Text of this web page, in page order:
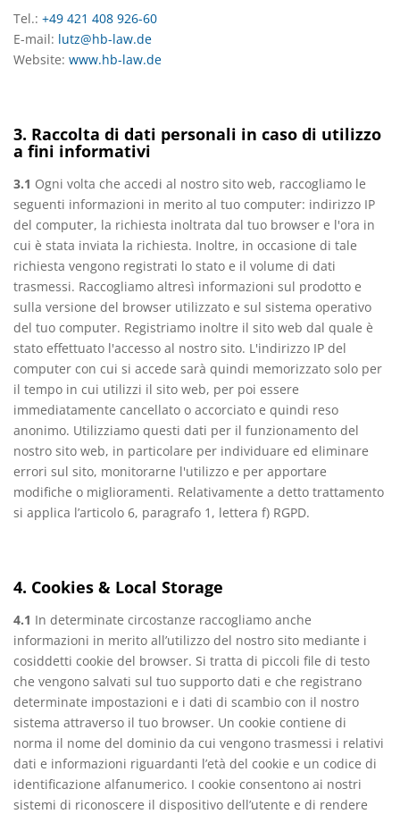
Tel.: +49 421 408 926-60
E-mail: lutz@hb-law.de
Website: www.hb-law.de
3. Raccolta di dati personali in caso di utilizzo
a fini informativi
3.1 Ogni volta che accedi al nostro sito web, raccogliamo le
seguenti informazioni in merito al tuo computer: indirizzo IP
del computer, la richiesta inoltrata dal tuo browser e l'ora in
cui è stata inviata la richiesta. Inoltre, in occasione di tale
richiesta vengono registrati lo stato e il volume di dati
trasmessi. Raccogliamo altresì informazioni sul prodotto e
sulla versione del browser utilizzato e sul sistema operativo
del tuo computer. Registriamo inoltre il sito web dal quale è
stato effettuato l'accesso al nostro sito. L'indirizzo IP del
computer con cui si accede sarà quindi memorizzato solo per
il tempo in cui utilizzi il sito web, per poi essere
immediatamente cancellato o accorciato e quindi reso
anonimo. Utilizziamo questi dati per il funzionamento del
nostro sito web, in particolare per individuare ed eliminare
errori sul sito, monitorarne l'utilizzo e per apportare
modifiche o miglioramenti. Relativamente a detto trattamento
si applica l’articolo 6, paragrafo 1, lettera f) RGPD.
4. Cookies & Local Storage
4.1 In determinate circostanze raccogliamo anche
informazioni in merito all’utilizzo del nostro sito mediante i
cosiddetti cookie del browser. Si tratta di piccoli file di testo
che vengono salvati sul tuo supporto dati e che registrano
determinate impostazioni e i dati di scambio con il nostro
sistema attraverso il tuo browser. Un cookie contiene di
norma il nome del dominio da cui vengono trasmessi i relativi
dati e informazioni riguardanti l’età del cookie e un codice di
identificazione alfanumerico. I cookie consentono ai nostri
sistemi di riconoscere il dispositivo dell’utente e di rendere